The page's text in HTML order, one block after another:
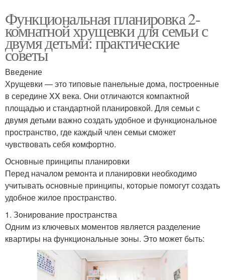
Функциональная планировка 2-
комнатной хрущевки для семьи с
двумя детьми: практические
советы
Введение
Хрущевки — это типовые панельные дома, построенные
в середине XX века. Они отличаются компактной
площадью и стандартной планировкой. Для семьи с
двумя детьми важно создать удобное и функциональное
пространство, где каждый член семьи сможет
чувствовать себя комфортно.
Основные принципы планировки
Перед началом ремонта и планировки необходимо
учитывать основные принципы, которые помогут создать
удобное жилое пространство.
1. Зонирование пространства
Одним из ключевых моментов является разделение
квартиры на функциональные зоны. Это может быть: